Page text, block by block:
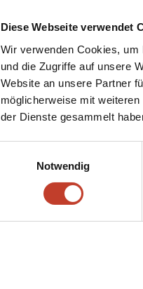
Diese Webseite verwendet
Wir verwenden Cookies,
und die Zugriffe auf unsere
Website an unsere Partner
möglicherweise mit
der Dienste gesammelt
Notwendig
1. FC Schöneberg –
Nach dem trotz
(fehlt mit
Halbzeit nur zu einer
verfehlte aus
Wohlfahrt knapp am
Auch die 2. Halbzeit